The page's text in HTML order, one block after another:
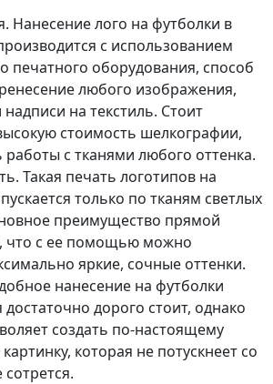
Нанесение лого на футболки в
с использованием
печатного оборудования, способ
любого изображения,
на текстиль. Стоит
стоимость шелкографии,
с тканями любого оттенка.
Такая печать логотипов на
только по тканям светлых
преимущество прямой
что с ее помощью можно
яркие, сочные оттенки.
нанесение на футболки
дорого стоит, однако
создать по-настоящему
которая не потускнеет со